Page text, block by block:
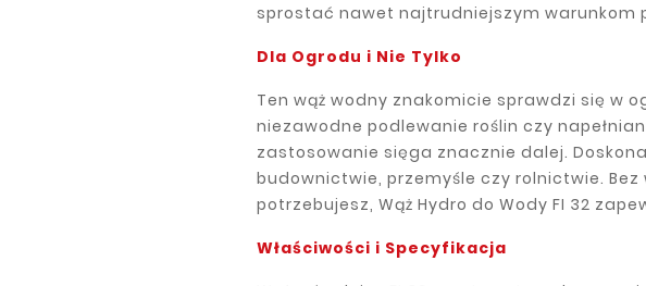
sprostać nawet najtrudniejszym warunkom
Dla Ogrodu i Nie Tylko
Ten wąż wodny znakomicie sprawdzi się w
niezawodne podlewanie roślin czy
zastosowanie sięga znacznie dalej.
budownictwie, przemyśle czy rolnictwie.
potrzebujesz, Wąż Hydro do Wody FI 32
Właściwości i Specyfikacja